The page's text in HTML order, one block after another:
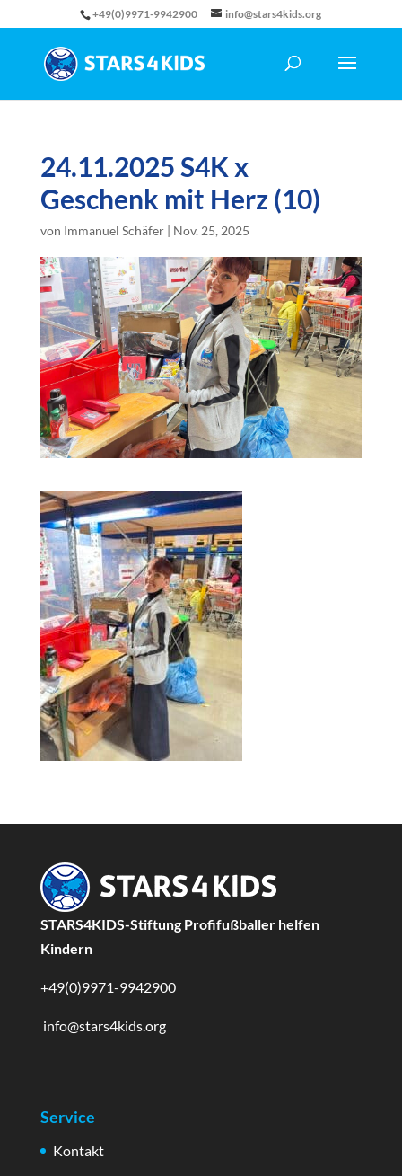
+49(0)9971-9942900 info@stars4kids.org
24.11.2025 S4K x
Geschenk mit Herz (10)
von Immanuel Schäfer| Nov. 25, 2025
STARS4KIDS-Stiftung Profifußballer helfen
Kindern
+49(0)9971-9942900
info@stars4kids.org
Service
Kontakt